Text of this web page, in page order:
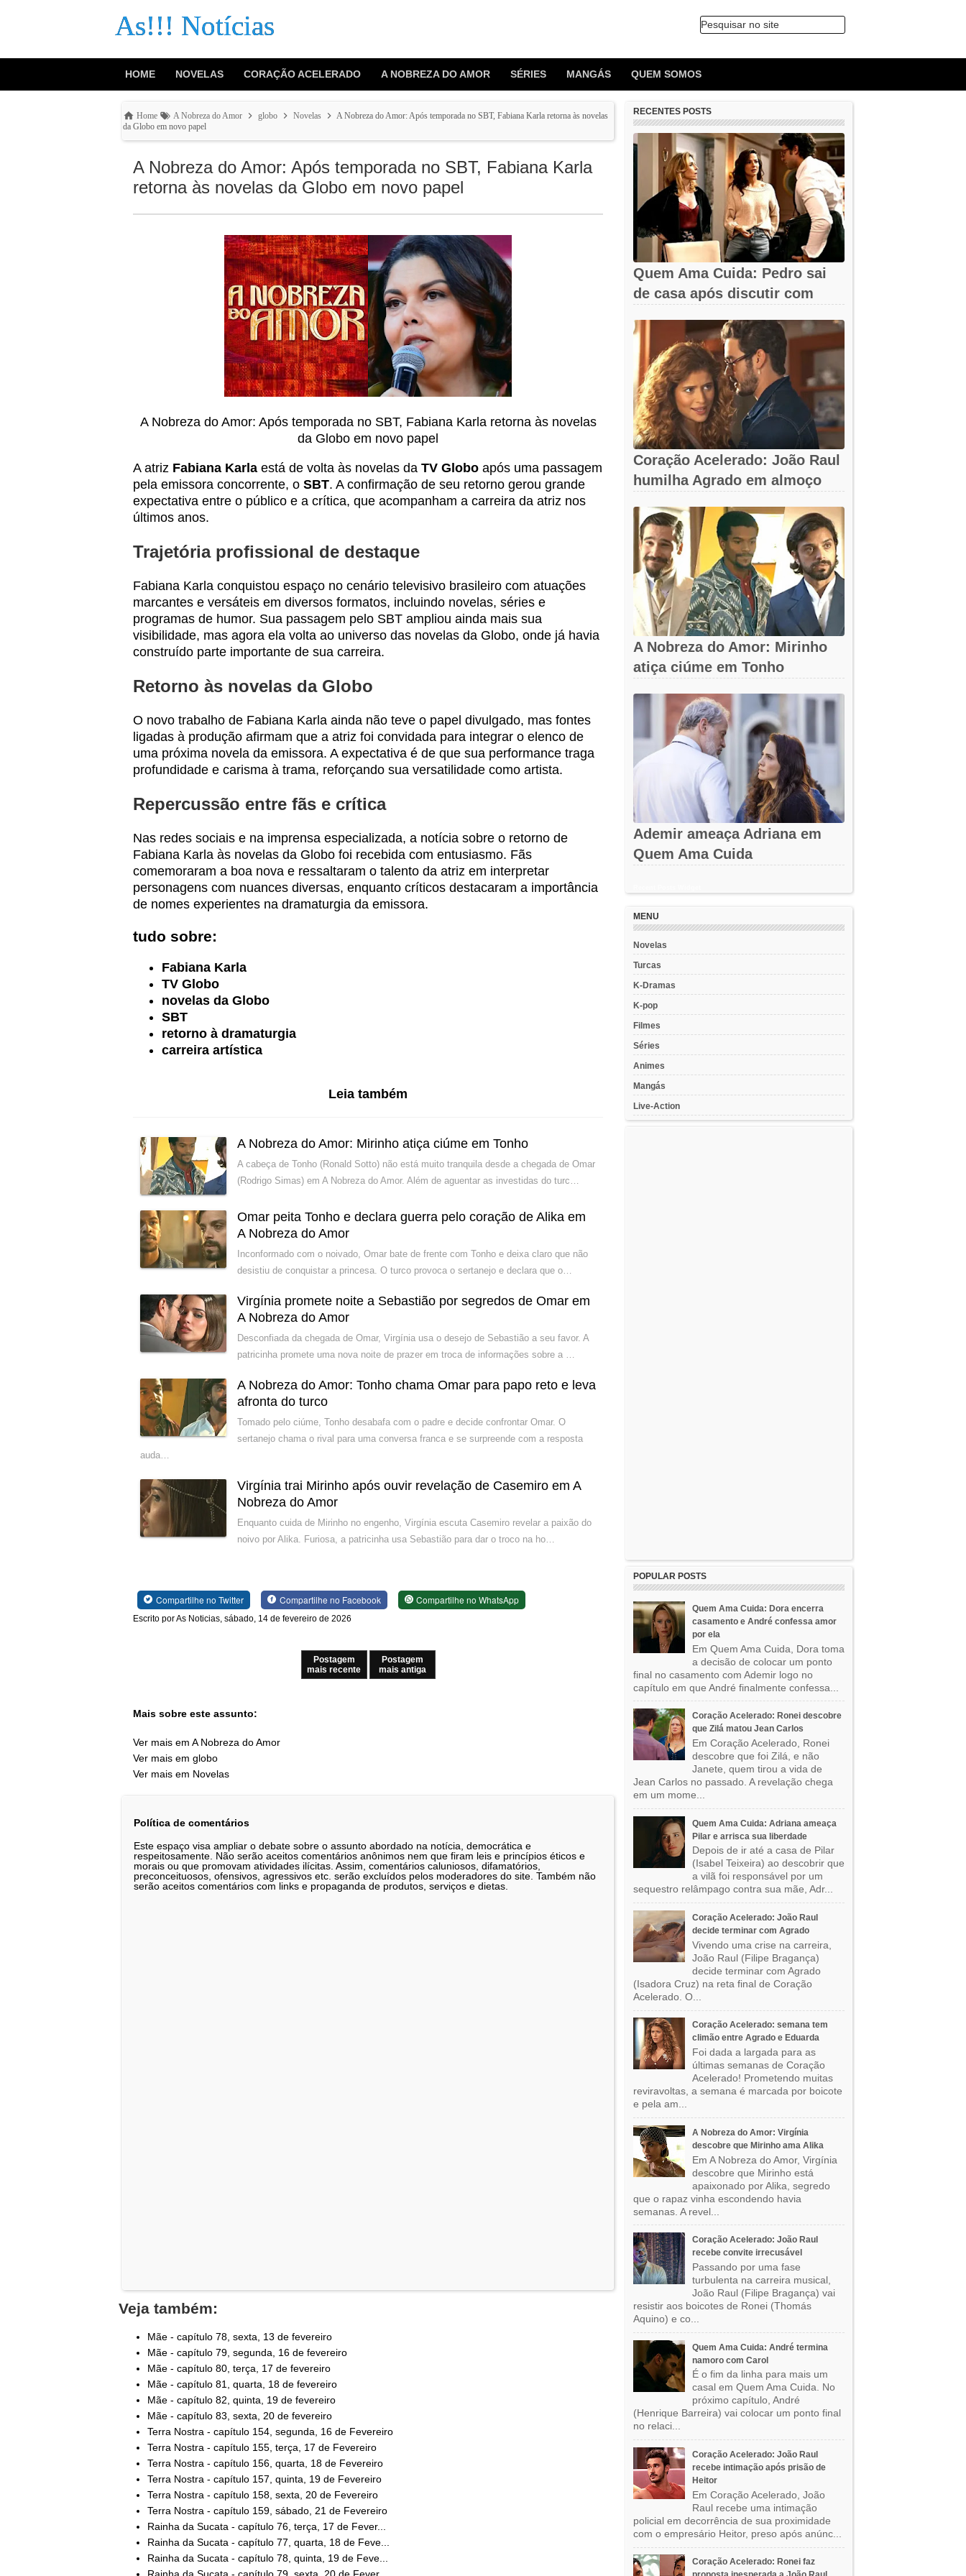
As!!! Notícias Pesquisar no site
HOME NOVELAS CORAÇÃO ACELERADO A NOBREZA DO AMOR SÉRIES MANGÁS QUEM SOMOS
Home A Nobreza do Amor globo Novelas
A Nobreza do Amor: Após temporada no SBT, Fabiana Karla retorna às novelas
da Globo em novo papel
A Nobreza do Amor: Após temporada no SBT, Fabiana Karla
retorna às novelas da Globo em novo papel
A Nobreza do Amor: Após temporada no SBT, Fabiana Karla retorna às novelas
da Globo em novo papel
A atriz Fabiana Karla está de volta às novelas da TV Globo após uma passagem
pela emissora concorrente, o SBT. A confirmação de seu retorno gerou grande
expectativa entre o público e a crítica, que acompanham a carreira da atriz nos
últimos anos.
Trajetória profissional de destaque
Fabiana Karla conquistou espaço no cenário televisivo brasileiro com atuações
marcantes e versáteis em diversos formatos, incluindo novelas, séries e
programas de humor. Sua passagem pelo SBT ampliou ainda mais sua
visibilidade, mas agora ela volta ao universo das novelas da Globo, onde já havia
construído parte importante de sua carreira.
Retorno às novelas da Globo
O novo trabalho de Fabiana Karla ainda não teve o papel divulgado, mas fontes
ligadas à produção afirmam que a atriz foi convidada para integrar o elenco de
uma próxima novela da emissora. A expectativa é de que sua performance traga
profundidade e carisma à trama, reforçando sua versatilidade como artista.
Repercussão entre fãs e crítica
Nas redes sociais e na imprensa especializada, a notícia sobre o retorno de
Fabiana Karla às novelas da Globo foi recebida com entusiasmo. Fãs
comemoraram a boa nova e ressaltaram o talento da atriz em interpretar
personagens com nuances diversas, enquanto críticos destacaram a importância
de nomes experientes na dramaturgia da emissora.
tudo sobre:
Fabiana Karla
TV Globo
novelas da Globo
SBT
retorno à dramaturgia
carreira artística
Leia também
A Nobreza do Amor: Mirinho atiça ciúme em Tonho
A cabeça de Tonho (Ronald Sotto) não está muito tranquila desde a chegada de Omar
(Rodrigo Simas) em A Nobreza do Amor. Além de aguentar as investidas do turc…
Omar peita Tonho e declara guerra pelo coração de Alika em
A Nobreza do Amor
Inconformado com o noivado, Omar bate de frente com Tonho e deixa claro que não
desistiu de conquistar a princesa. O turco provoca o sertanejo e declara que o…
Virgínia promete noite a Sebastião por segredos de Omar em
A Nobreza do Amor
Desconfiada da chegada de Omar, Virgínia usa o desejo de Sebastião a seu favor. A
patricinha promete uma nova noite de prazer em troca de informações sobre a …
A Nobreza do Amor: Tonho chama Omar para papo reto e leva
afronta do turco
Tomado pelo ciúme, Tonho desabafa com o padre e decide confrontar Omar. O
sertanejo chama o rival para uma conversa franca e se surpreende com a resposta
auda…
Virgínia trai Mirinho após ouvir revelação de Casemiro em A
Nobreza do Amor
Enquanto cuida de Mirinho no engenho, Virgínia escuta Casemiro revelar a paixão do
noivo por Alika. Furiosa, a patricinha usa Sebastião para dar o troco na ho…
Compartilhe no Twitter Compartilhe no Facebook Compartilhe no WhatsApp
Escrito por As Noticias, sábado, 14 de fevereiro de 2026
Postagem
mais recente
Postagem
mais antiga
Mais sobre este assunto:
Ver mais em A Nobreza do Amor
Ver mais em globo
Ver mais em Novelas
Política de comentários
Este espaço visa ampliar o debate sobre o assunto abordado na notícia, democrática e
respeitosamente. Não serão aceitos comentários anônimos nem que firam leis e princípios éticos e
morais ou que promovam atividades ilícitas. Assim, comentários caluniosos, difamatórios,
preconceituosos, ofensivos, agressivos etc. serão excluídos pelos moderadores do site. Também não
serão aceitos comentários com links e propaganda de produtos, serviços e dietas.
Veja também:
Mãe - capítulo 78, sexta, 13 de fevereiro
Mãe - capítulo 79, segunda, 16 de fevereiro
Mãe - capítulo 80, terça, 17 de fevereiro
Mãe - capítulo 81, quarta, 18 de fevereiro
Mãe - capítulo 82, quinta, 19 de fevereiro
Mãe - capítulo 83, sexta, 20 de fevereiro
Terra Nostra - capítulo 154, segunda, 16 de Fevereiro
Terra Nostra - capítulo 155, terça, 17 de Fevereiro
Terra Nostra - capítulo 156, quarta, 18 de Fevereiro
Terra Nostra - capítulo 157, quinta, 19 de Fevereiro
Terra Nostra - capítulo 158, sexta, 20 de Fevereiro
Terra Nostra - capítulo 159, sábado, 21 de Fevereiro
Rainha da Sucata - capítulo 76, terça, 17 de Fever...
Rainha da Sucata - capítulo 77, quarta, 18 de Feve...
Rainha da Sucata - capítulo 78, quinta, 19 de Feve...
RECENTES POSTS
Quem Ama Cuida: Pedro sai
de casa após discutir com
Coração Acelerado: João Raul
humilha Agrado em almoço
A Nobreza do Amor: Mirinho
atiça ciúme em Tonho
Ademir ameaça Adriana em
Quem Ama Cuida
MENU
Novelas
Turcas
K-Dramas
K-pop
Filmes
Séries
Animes
Mangás
Live-Action
POPULAR POSTS
Quem Ama Cuida: Dora encerra
casamento e André confessa amor
por ela
Em Quem Ama Cuida, Dora toma
a decisão de colocar um ponto
final no casamento com Ademir logo no
capítulo em que André finalmente confessa...
Coração Acelerado: Ronei descobre
que Zilá matou Jean Carlos
Em Coração Acelerado, Ronei
descobre que foi Zilá, e não
Janete, quem tirou a vida de
Jean Carlos no passado. A revelação chega
em um mome...
Quem Ama Cuida: Adriana ameaça
Pilar e arrisca sua liberdade
Depois de ir até a casa de Pilar
(Isabel Teixeira) ao descobrir que
a vilã foi responsável por um
sequestro relâmpago contra sua mãe, Adr...
Coração Acelerado: João Raul
decide terminar com Agrado
Vivendo uma crise na carreira,
João Raul (Filipe Bragança)
decide terminar com Agrado
(Isadora Cruz) na reta final de Coração
Acelerado. O...
Coração Acelerado: semana tem
climão entre Agrado e Eduarda
Foi dada a largada para as
últimas semanas de Coração
Acelerado! Prometendo muitas
reviravoltas, a semana é marcada por boicote
e pela am...
A Nobreza do Amor: Virgínia
descobre que Mirinho ama Alika
Em A Nobreza do Amor, Virgínia
descobre que Mirinho está
apaixonado por Alika, segredo
que o rapaz vinha escondendo havia
semanas. A revel...
Coração Acelerado: João Raul
recebe convite irrecusável
Passando por uma fase
turbulenta na carreira musical,
João Raul (Filipe Bragança) vai
resistir aos boicotes de Ronei (Thomás
Aquino) e co...
Quem Ama Cuida: André termina
namoro com Carol
É o fim da linha para mais um
casal em Quem Ama Cuida. No
próximo capítulo, André
(Henrique Barreira) vai colocar um ponto final
no relaci...
Coração Acelerado: João Raul
recebe intimação após prisão de
Heitor
Em Coração Acelerado, João
Raul recebe uma intimação
policial em decorrência de sua proximidade
com o empresário Heitor, preso após anúnc...
Coração Acelerado: Ronei faz